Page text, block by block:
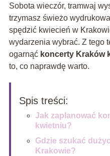
Sobota wieczór, tramwaj
trzymasz świeżo
spędzić kwiecień w
wydarzenia wybrać. Z tego
ogarnąć koncerty Kraków
to, co naprawdę warto.
Spis treści:
Jak zaplanować
kwietniu?
Gdzie szukać
Krakowie?